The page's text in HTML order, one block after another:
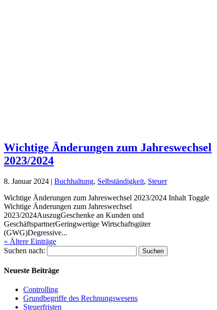
Wichtige Änderungen zum Jahreswechsel
2023/2024
8. Januar 2024 | Buchhaltung, Selbständigkeit, Steuer
Wichtige Änderungen zum Jahreswechsel 2023/2024 Inhalt Toggle
Wichtige Änderungen zum Jahreswechsel
2023/2024AuszugGeschenke an Kunden und
GeschäftspartnerGeringwertige Wirtschaftsgüter
(GWG)Degressive...
« Ältere Einträge
Suchen nach:
Neueste Beiträge
Controlling
Grundbegriffe des Rechnungswesens
Steuerfristen